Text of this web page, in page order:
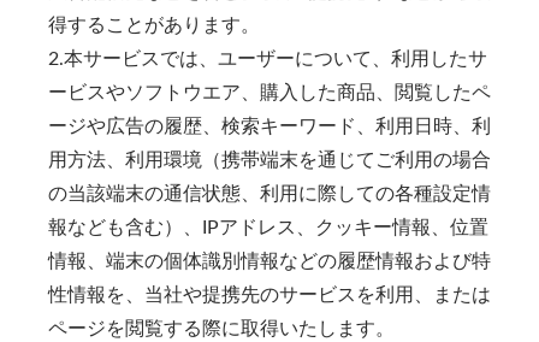
得することがあります。
2.本サービスでは、ユーザーについて、利用したサ
ービスやソフトウエア、購入した商品、閲覧したペ
ージや広告の履歴、検索キーワード、利用日時、利
用方法、利用環境（携帯端末を通じてご利用の場合
の当該端末の通信状態、利用に際しての各種設定情
報なども含む）、IPアドレス、クッキー情報、位置
情報、端末の個体識別情報などの履歴情報および特
性情報を、当社や提携先のサービスを利用、または
ページを閲覧する際に取得いたします。